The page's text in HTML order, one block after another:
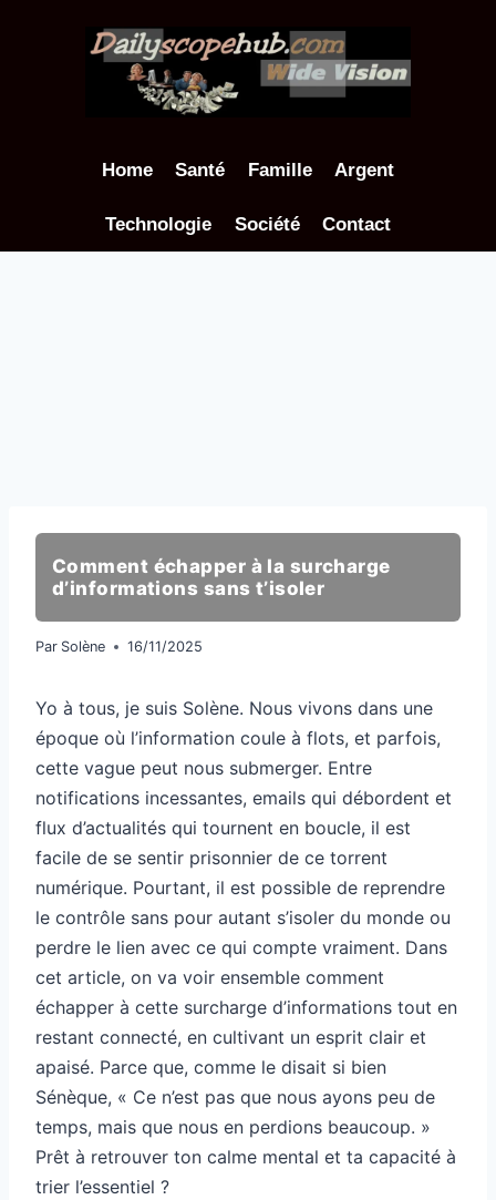
Home Santé Famille Argent
Technologie Société Contact
Comment échapper à la surcharge
d’informations sans t’isoler
Par Solène 16/11/2025
Yo à tous, je suis Solène. Nous vivons dans une
époque où l’information coule à flots, et parfois,
cette vague peut nous submerger. Entre
notifications incessantes, emails qui débordent et
flux d’actualités qui tournent en boucle, il est
facile de se sentir prisonnier de ce torrent
numérique. Pourtant, il est possible de reprendre
le contrôle sans pour autant s’isoler du monde ou
perdre le lien avec ce qui compte vraiment. Dans
cet article, on va voir ensemble comment
échapper à cette surcharge d’informations tout en
restant connecté, en cultivant un esprit clair et
apaisé. Parce que, comme le disait si bien
Sénèque, « Ce n’est pas que nous ayons peu de
temps, mais que nous en perdions beaucoup. »
Prêt à retrouver ton calme mental et ta capacité à
trier l’essentiel ?